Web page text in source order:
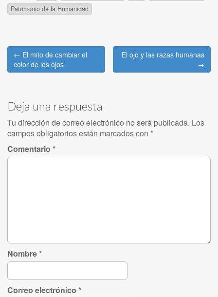
Patrimonio de la Humanidad
Post
navigation
← El mito de cambiar el
color de los ojos
El ojo y las razas humanas
→
Deja una respuesta
Tu dirección de correo electrónico no será publicada. Los
campos obligatorios están marcados con *
Comentario *
Nombre*
Correo electrónico *